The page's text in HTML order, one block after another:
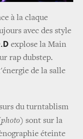
à la claque
avec des style
explose la Main
rap dubstep.
de la salle
du turntablism
sont sur la
éteinte